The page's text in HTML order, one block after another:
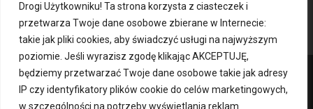
Drogi Użytkowniku! Ta strona korzysta z ciasteczek i
przetwarza Twoje dane osobowe zbierane w Internecie:
takie jak pliki cookies, aby świadczyć usługi na najwyższym
poziomie. Jeśli wyrazisz zgodę klikając AKCEPTUJĘ,
będziemy przetwarzać Twoje dane osobowe takie jak adresy
IP czy identyfikatory plików cookie do celów marketingowych,
w szczególności na potrzeby wyświetlania reklam